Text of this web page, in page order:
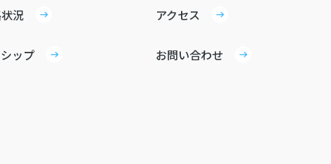
況
ップ
アクセス
お問い合わせ